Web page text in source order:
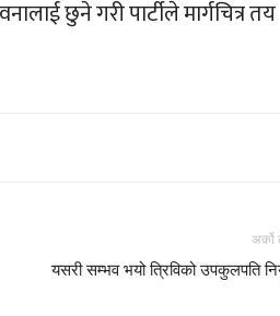
छुने गरी पार्टीले मार्गचित्र तय
अर्को
यसरी सम्भव भयो त्रिविको उपकुलपति